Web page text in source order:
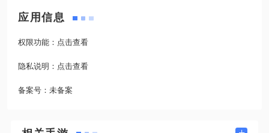
应用信息
权限功能： 点击查看
隐私说明： 点击查看
备案号： 未备案